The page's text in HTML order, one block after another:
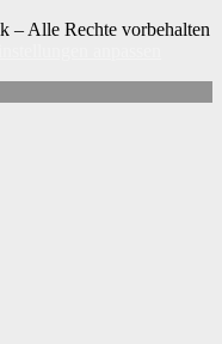
– Alle Rechte vorbehalten